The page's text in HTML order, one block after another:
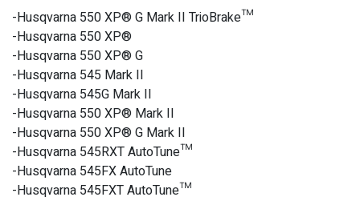
-Husqvarna 550 XP® G Mark II TrioBrake™
-Husqvarna 550 XP®
-Husqvarna 550 XP® G
-Husqvarna 545 Mark II
-Husqvarna 545G Mark II
-Husqvarna 550 XP® Mark II
-Husqvarna 550 XP® G Mark II
-Husqvarna 545RXT AutoTune™
-Husqvarna 545FX AutoTune
-Husqvarna 545FXT AutoTune™